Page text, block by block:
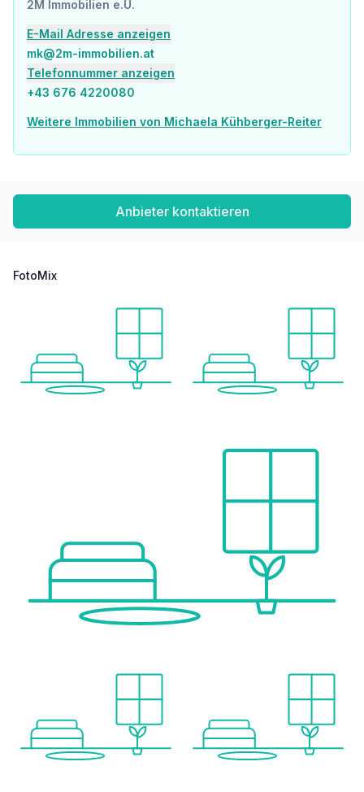
2M Immobilien e.U.
E-Mail Adresse anzeigen
mk@2m-immobilien.at
Telefonnummer anzeigen
+43 676 4220080
Weitere Immobilien von Michaela Kühberger-Reiter
Anbieter kontaktieren
FotoMix